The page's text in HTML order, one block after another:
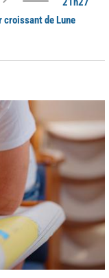
croissant de Lune